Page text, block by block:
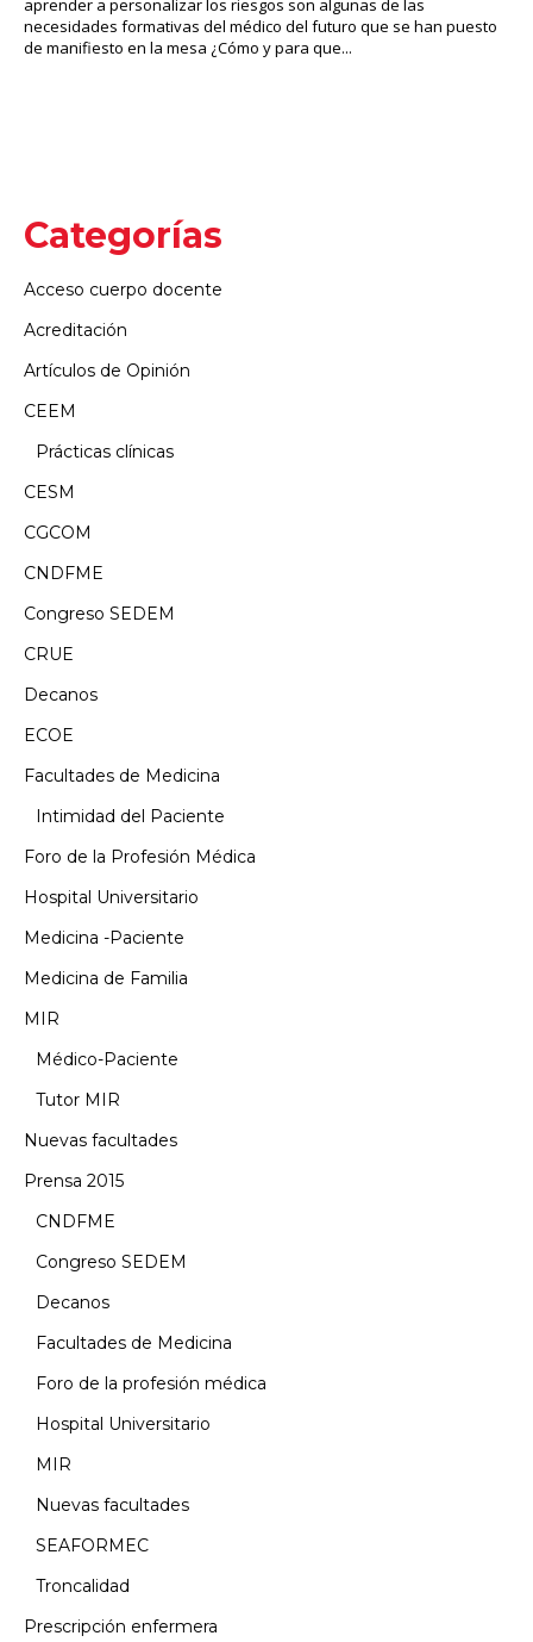
aprender a personalizar los riesgos son algunas de las
necesidades formativas del médico del futuro que se han puesto
de manifiesto en la mesa ¿Cómo y para que...
Categorías
Acceso cuerpo docente
Acreditación
Artículos de Opinión
CEEM
Prácticas clínicas
CESM
CGCOM
CNDFME
Congreso SEDEM
CRUE
Decanos
ECOE
Facultades de Medicina
Intimidad del Paciente
Foro de la Profesión Médica
Hospital Universitario
Medicina -Paciente
Medicina de Familia
MIR
Médico-Paciente
Tutor MIR
Nuevas facultades
Prensa 2015
CNDFME
Congreso SEDEM
Decanos
Facultades de Medicina
Foro de la profesión médica
Hospital Universitario
MIR
Nuevas facultades
SEAFORMEC
Troncalidad
Prescripción enfermera